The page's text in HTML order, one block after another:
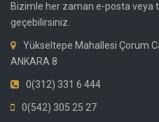
Bizimle her zaman e-posta veya
geçebilirsiniz.
Yükseltepe Mahallesi Çorum
ANKARA 8
0(312) 331 6 444
0(542) 305 25 27